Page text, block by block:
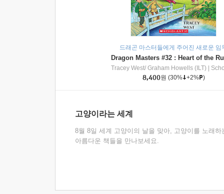
드래곤 마스터들에게 주어진 새로운 임
Tracey West/ Graham Howells (ILT)
8,400원 (30% +2% )
고양이라는 세계
8월 8일 세계 고양이의 날을 맞아, 고양이를 노래하
아름다운 책들을 만나보세요.